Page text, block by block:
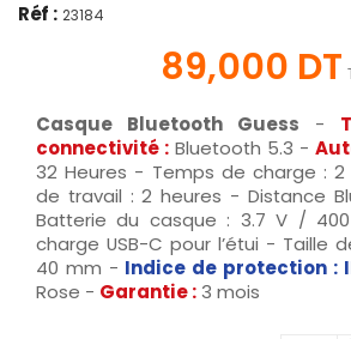
Réf : 23184
89,000 DT
Casque Bluetooth Guess -
connectivité : Bluetooth 5.3 -
32 Heures - Temps de charge :
de travail : 2 heures - Distance
Batterie du casque : 3.7 V /
charge USB-C pour l’étui - Taille
40 mm - Indice de protection :
Rose - Garantie :3 mois